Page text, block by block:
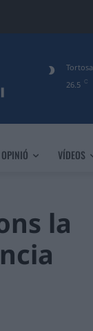
26.5 C
Tortosa
OPINIÓ VÍDEOS
la